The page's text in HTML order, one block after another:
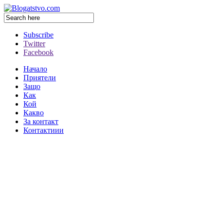
Subscribe
Twitter
Facebook
Начало
Приятели
Защо
Как
Кой
Какво
За контакт
Контактиии